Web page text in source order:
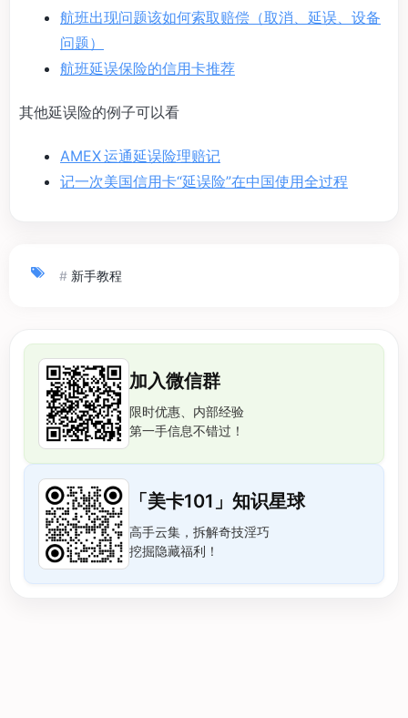
航班出现问题该如何索取赔偿（取消、延误、设备
问题）
航班延误保险的信用卡推荐
其他延误险的例子可以看
AMEX 运通延误险理赔记
记一次美国信用卡“延误险”在中国使用全过程
# 新手教程
加入微信群
限时优惠、内部经验
第一手信息不错过！
「美卡101」知识星球
高手云集，拆解奇技淫巧
挖掘隐藏福利！